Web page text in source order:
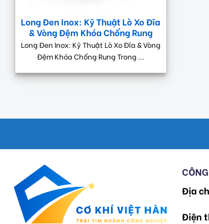
Long Đen Inox: Kỹ Thuật Lò Xo Đĩa
& Vòng Đệm Khóa Chống Rung
Long Đen Inox: Kỹ Thuật Lò Xo Đĩa & Vòng
Đệm Khóa Chống Rung Trong ...
Địa
Điện